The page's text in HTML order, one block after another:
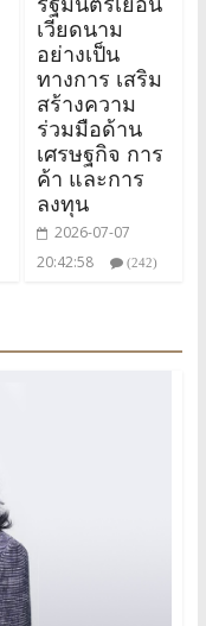
เวียดนาม
อย่างเป็น
ทางการ เสริม
สร้างความ
ร่วมมือด้าน
เศรษฐกิจ การ
ค้า และการ
ลงทุน
2026-07-07
20:42:58
(242)